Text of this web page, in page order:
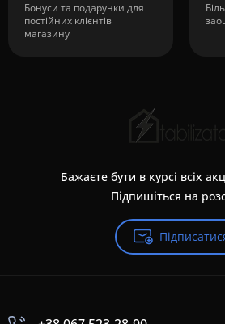
Бонуси та подарунки для
постійних клієнтів
магазину
Бажаєте бути в курсі всіх
Підпишіться на